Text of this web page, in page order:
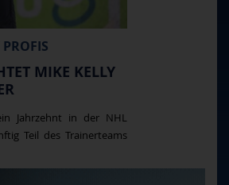
MIKE KELLY
Jahrzehnt in der NHL
Teil des Trainerteams